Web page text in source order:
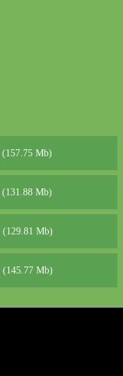
(157.75 Mb)
(131.88 Mb)
(129.81 Mb)
(145.77 Mb)